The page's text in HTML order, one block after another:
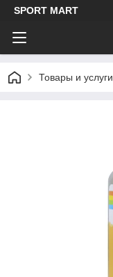
SPORT MART
Товары и услуги